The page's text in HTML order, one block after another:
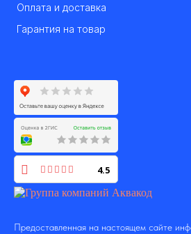
Оплата и доставка
Гарантия на товар
4.5
Предоставленная на настоящем сайте